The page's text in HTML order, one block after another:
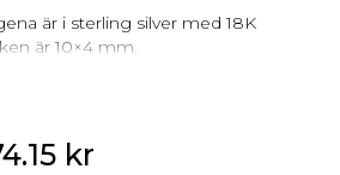
är i sterling silver med 18K
är 10×4 mm.
kr